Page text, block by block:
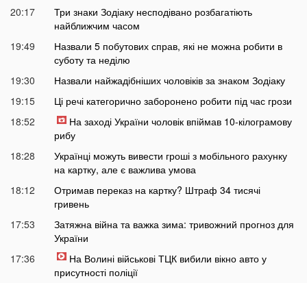
20:17
Три знаки Зодіаку несподівано розбагатіють
найближчим часом
19:49
Назвали 5 побутових справ, які не можна робити в
суботу та неділю
19:30
Назвали найжадібніших чоловіків за знаком Зодіаку
19:15
Ці речі категорично заборонено робити під час грози
18:52
На заході України чоловік впіймав 10-кілограмову
рибу
18:28
Українці можуть вивести гроші з мобільного рахунку
на картку, але є важлива умова
18:12
Отримав переказ на картку? Штраф 34 тисячі
гривень
17:53
Затяжна війна та важка зима: тривожний прогноз для
України
17:36
На Волині військові ТЦК вибили вікно авто у
присутності поліції